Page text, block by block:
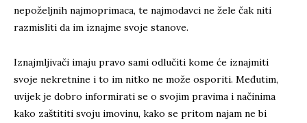
nepoželjnih najmoprimaca, te najmodavci ne žele čak niti
razmisliti da im iznajme svoje stanove.
Iznajmljivači imaju pravo sami odlučiti kome će iznajmiti
svoje nekretnine i to im nitko ne može osporiti. Međutim,
uvijek je dobro informirati se o svojim pravima i načinima
kako zaštititi svoju imovinu, kako se pritom najam ne bi